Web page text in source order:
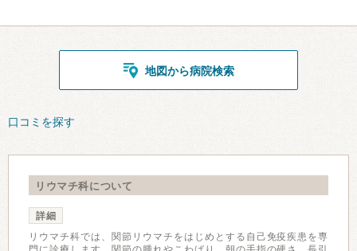
地図から病院検索
口コミを探す
リウマチ科について
詳細
リウマチ科では、関節リウマチをはじめとする自己免疫疾患を専